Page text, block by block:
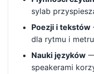
sylab
Poezji i tekstów
dla rytmu i
Nauki języków
speakerami